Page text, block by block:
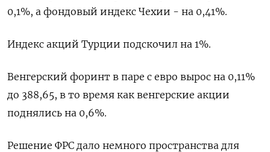
0,1%, а фондовый индекс Чехии - на 0,41%.
Индекс акций Турции подскочил на 1%.
Венгерский форинт в паре с евро вырос на 0,11%
до 388,65, в то время как венгерские акции
поднялись на 0,6%.
Решение ФРС дало немного пространства для